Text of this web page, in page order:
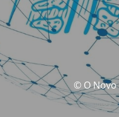
© O Novo